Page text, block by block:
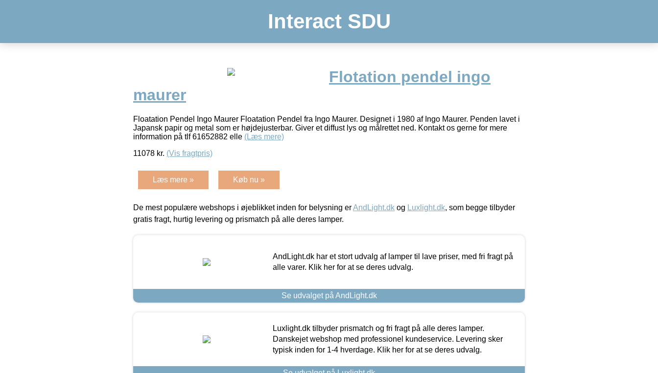
Interact SDU
Flotation pendel ingo
maurer
Floatation Pendel Ingo Maurer Floatation Pendel fra Ingo Maurer. Designet i 1980 af Ingo Maurer. Penden lavet i
Japansk papir og metal som er højdejusterbar. Giver et diffust lys og målrettet ned. Kontakt os gerne for mere
information på tlf 61652882 elle (Læs mere)
11078 kr. (Vis fragtpris)
Læs mere » Køb nu »
De mest populære webshops i øjeblikket inden for belysning erAndLight.dk og Luxlight.dk, som begge tilbyder
gratis fragt, hurtig levering og prismatch på alle deres lamper.
AndLight.dk har et stort udvalg af lamper til lave priser, med fri fragt på
alle varer. Klik her for at se deres udvalg.
Se udvalget på AndLight.dk
Luxlight.dk tilbyder prismatch og fri fragt på alle deres lamper.
Danskejet webshop med professionel kundeservice. Levering sker
typisk inden for 1-4 hverdage. Klik her for at se deres udvalg.